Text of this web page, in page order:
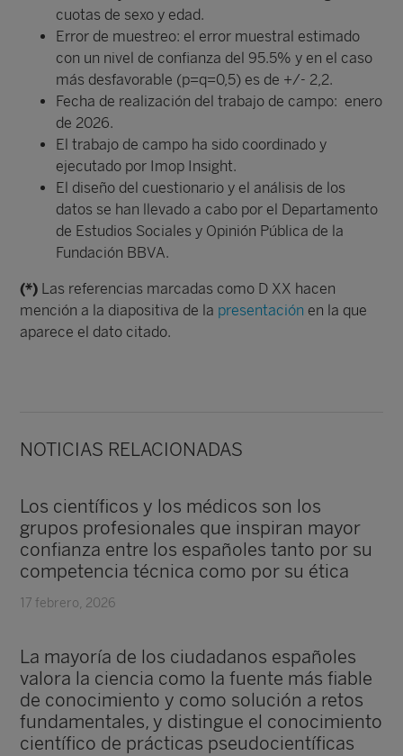
cuotas de sexo y edad.
Error de muestreo: el error muestral estimado
con un nivel de confianza del 95.5% y en el caso
más desfavorable (p=q=0,5) es de +/- 2,2.
Fecha de realización del trabajo de campo: enero
de 2026.
El trabajo de campo ha sido coordinado y
ejecutado por Imop Insight.
El diseño del cuestionario y el análisis de los
datos se han llevado a cabo por el Departamento
de Estudios Sociales y Opinión Pública de la
Fundación BBVA.
(*) Las referencias marcadas como D XX hacen
mención a la diapositiva de la presentación en la que
aparece el dato citado.
NOTICIAS RELACIONADAS
Los científicos y los médicos son los
grupos profesionales que inspiran mayor
confianza entre los españoles tanto por su
competencia técnica como por su ética
17 febrero, 2026
La mayoría de los ciudadanos españoles
valora la ciencia como la fuente más fiable
de conocimiento y como solución a retos
fundamentales, y distingue el conocimiento
científico de prácticas pseudocientíficas